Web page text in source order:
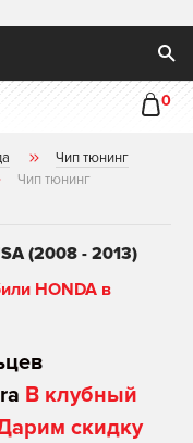
0
Чип тюнинг
Чип тюнинг
(2008 - 2013)
HONDA в
В клубный
скидку